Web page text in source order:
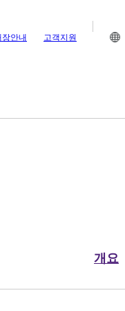
장안내 고객지원
개요